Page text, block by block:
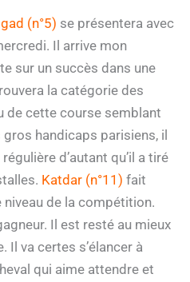
(n°5) se présentera avec
Il arrive mon
sur un succès dans une
la catégorie des
de cette course semblant
handicaps parisiens, il
d’autant qu’il a tiré
Katdar (n°11) fait
de la compétition.
Il est resté au mieux
Il va certes s’élancer à
qui aime attendre et